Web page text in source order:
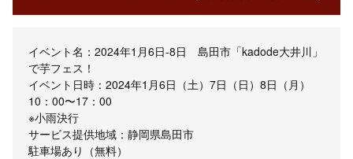
イベント名：2024年1月6日-8日 島田市「kadode大井川」
で芋フェス！
イベント日時：2024年1月6日（土）7日（日）8日（月）
10：00〜17：00
※小雨決行
サービス提供地域：静岡県島田市
駐車場あり（無料）